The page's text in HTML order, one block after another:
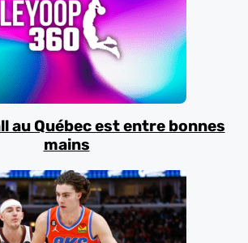
au Québec est entre bonnes
mains